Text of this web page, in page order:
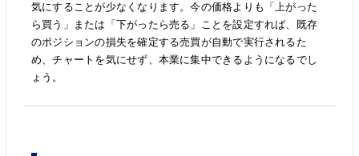
気にすることが少なくなります。今の価格よりも「上がった
ら買う」または「下がったら売る」ことを設定すれば、既存
のポジションの損失を確定する売買が自動で実行されるた
め、チャートを気にせず、本業に集中できるようになるでし
ょう。